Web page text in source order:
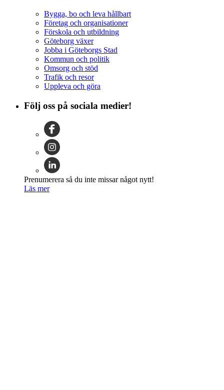
Bygga, bo och leva hållbart
Företag och organisationer
Förskola och utbildning
Göteborg växer
Jobba i Göteborgs Stad
Kommun och politik
Omsorg och stöd
Trafik och resor
Uppleva och göra
Följ oss på sociala medier!
Prenumerera så du inte missar något nytt!
Läs mer